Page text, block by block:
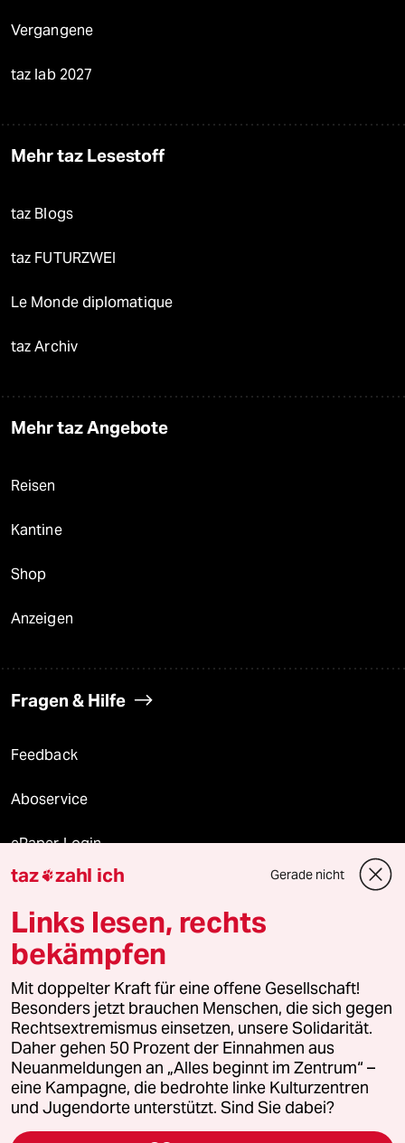
Vergangene
taz lab 2027
Mehr taz Lesestoff
taz Blogs
taz FUTURZWEI
Le Monde diplomatique
taz Archiv
Mehr taz Angebote
Reisen
Kantine
Shop
Anzeigen
Fragen & Hilfe
Feedback
Aboservice
ePaper Login
Downloads für Abonnierende
© 2026 taz Verlags und Vertriebs GmbH
Alle Rechte vorbehalten. Bei rechtlichen Fragen oder für Genehmigungen
wenden Sie sich bitte an
lizenzen@taz.de
Feedback Redaktionsstatut Kommune-Richtlinien
Leitlinie Informant Datenschutz Impressum AGB
taz zahl ich Gerade nicht
Links lesen, rechts
bekämpfen
Mit doppelter Kraft für eine offene Gesellschaft!
Besonders jetzt brauchen Menschen, die sich gegen
Rechtsextremismus einsetzen, unsere Solidarität.
Daher gehen 50 Prozent der Einnahmen aus
Neuanmeldungen an „Alles beginnt im Zentrum“ –
eine Kampagne, die bedrohte linke Kulturzentren
und Jugendorte unterstützt. Sind Sie dabei?